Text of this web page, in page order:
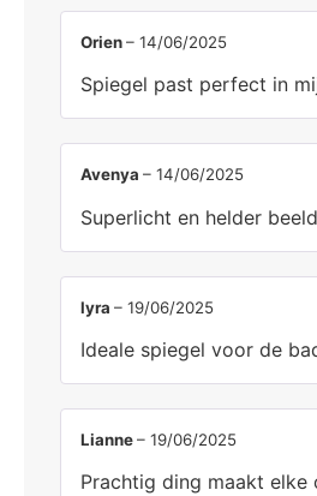
Orien– 14/06/2025
Spiegel past perfect in
Avenya – 14/06/2025
Superlicht en helder
lyra – 19/06/2025
Ideale spiegel voor de
Lianne– 19/06/2025
Prachtig ding maakt elke